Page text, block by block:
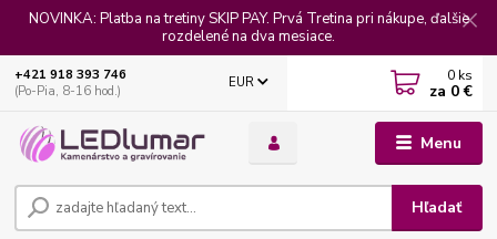
NOVINKA: Platba na tretiny SKIP PAY. Prvá Tretina pri nákupe, ďalšie
rozdelené na dva mesiace.
Menu
EUR
Hľadať
+421 918 393 746
(Po-Pia, 8-16 hod.)
0 ks
za 0 €